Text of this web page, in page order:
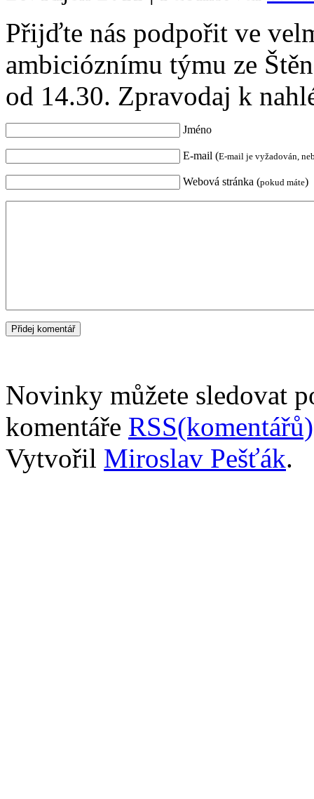
Přijďte nás podpořit ve
ambicióznímu týmu ze
od 14.30. Zpravodaj k
Jméno
E-mail (E-mail je vyžadován,
Webová stránka (pokud máte)
Novinky můžete sledovat
komentáře RSS(komentářů)
Vytvořil Miroslav Pešťák.